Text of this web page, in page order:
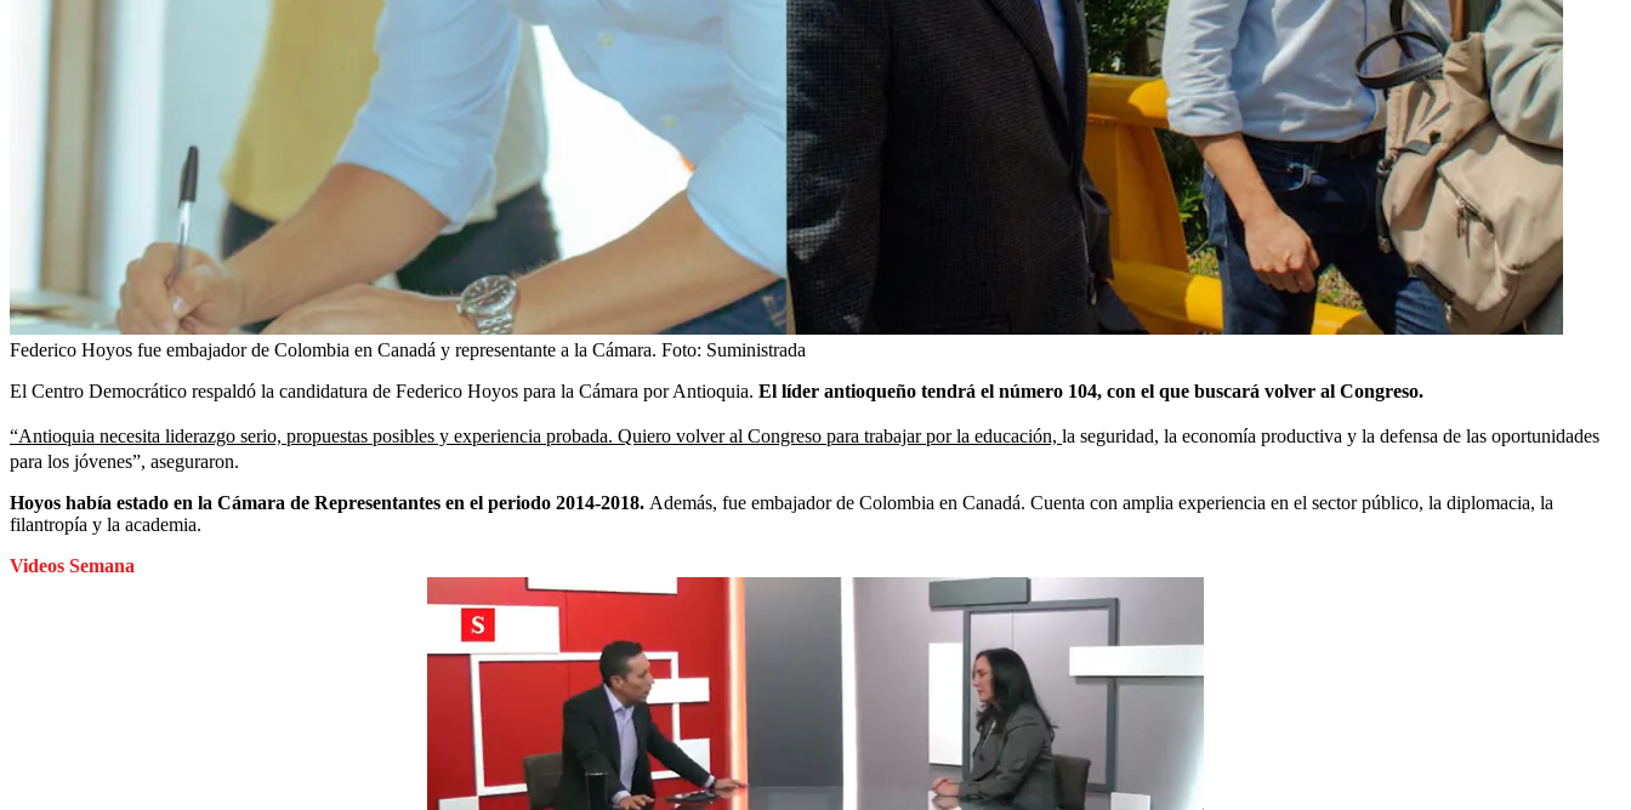
Federico Hoyos fue embajador de Colombia en Canadá y representante a la Cámara. Foto: Suministrada
El Centro Democrático respaldó la candidatura de Federico Hoyos para la Cámara por Antioquia. El líder antioqueño tendrá el número 104, con el que buscará volver al Congreso.
“Antioquia necesita liderazgo serio, propuestas posibles y experiencia probada. Quiero volver al Congreso para trabajar por la educación, la seguridad, la economía productiva y la defensa de las oportunidades
para los jóvenes”, aseguraron.
Hoyos había estado en la Cámara de Representantes en el periodo 2014-2018. Además, fue embajador de Colombia en Canadá. Cuenta con amplia experiencia en el sector público, la diplomacia, la
filantropía y la academia.
Videos Semana